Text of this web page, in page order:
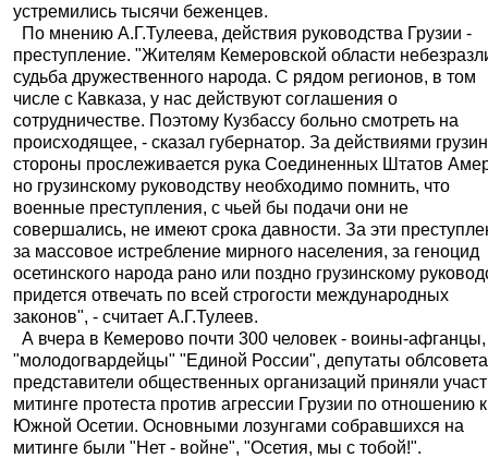
устремились тысячи беженцев.
По мнению А.Г.Тулеева, действия руководства Грузии -
преступление. "Жителям Кемеровской области
судьба дружественного народа. С рядом регионов, в том
числе с Кавказа, у нас действуют соглашения о
сотрудничестве. Поэтому Кузбассу больно смотреть на
происходящее, - сказал губернатор. За действиями
стороны прослеживается рука Соединенных Штатов
но грузинскому руководству необходимо помнить, что
военные преступления, с чьей бы подачи они не
совершались, не имеют срока давности. За эти
за массовое истребление мирного населения, за геноцид
осетинского народа рано или поздно грузинскому
придется отвечать по всей строгости международных
законов", - считает А.Г.Тулеев.
А вчера в Кемерово почти 300 человек - воины-афганцы,
"молодогвардейцы" "Единой России", депутаты
представители общественных организаций приняли
митинге протеста против агрессии Грузии по отношению к
Южной Осетии. Основными лозунгами собравшихся на
митинге были "Нет - войне", "Осетия, мы с тобой!".